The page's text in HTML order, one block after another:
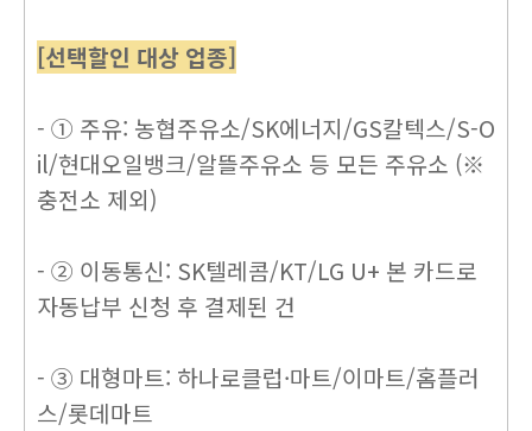
[선택할인 대상 업종]
- ① 주유: 농협주유소/SK에너지/GS칼텍스/S-O
il/현대오일뱅크/알뜰주유소 등 모든 주유소 (※
충전소 제외)
- ② 이동통신: SK텔레콤/KT/LG U+ 본 카드로
자동납부 신청 후 결제된 건
- ③ 대형마트: 하나로클럽·마트/이마트/홈플러
스/롯데마트